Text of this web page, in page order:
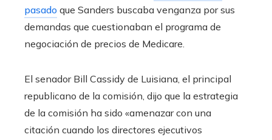
pasado que Sanders buscaba venganza por sus
demandas que cuestionaban el programa de
negociación de precios de Medicare.
El senador Bill Cassidy de Luisiana, el principal
republicano de la comisión, dijo que la estrategia
de la comisión ha sido «amenazar con una
citación cuando los directores ejecutivos